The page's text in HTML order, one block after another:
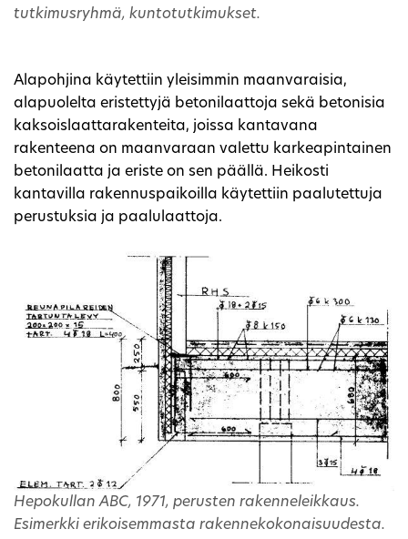
tutkimusryhmä, kuntotutkimukset.
Alapohjina käytettiin yleisimmin maanvaraisia,
alapuolelta eristettyjä betonilaattoja sekä betonisia
kaksoislaattarakenteita, joissa kantavana
rakenteena on maanvaraan valettu karkeapintainen
betonilaatta ja eriste on sen päällä. Heikosti
kantavilla rakennuspaikoilla käytettiin paalutettuja
perustuksia ja paalulaattoja.
Hepokullan ABC, 1971, perusten rakenneleikkaus.
Esimerkki erikoisemmasta rakennekokonaisuudesta.